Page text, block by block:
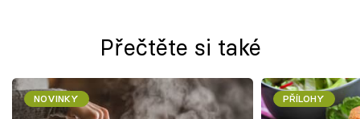
Přečtěte si také
NOVINKY PŘÍLOHY